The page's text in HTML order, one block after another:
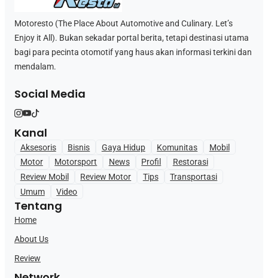
Motoresto (The Place About Automotive and Culinary. Let’s
Enjoy it All). Bukan sekadar portal berita, tetapi destinasi utama
bagi para pecinta otomotif yang haus akan informasi terkini dan
mendalam.
Social Media
Kanal
Aksesoris Bisnis Gaya Hidup Komunitas
Mobil
Motor
Motorsport News Profil
Restorasi
Review Mobil
Review Motor Tips
Transportasi
Umum
Video
Tentang
Home
About Us
Review